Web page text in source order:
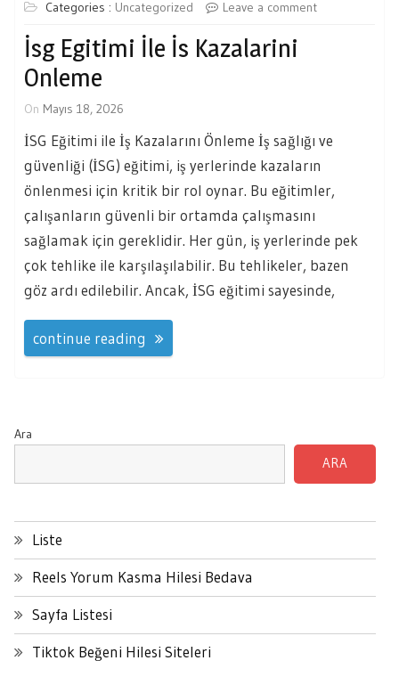
Categories : Uncategorized Leave a comment
İsg Egitimi İle İs Kazalarini
Onleme
On Mayıs 18, 2026
İSG Eğitimi ile İş Kazalarını Önleme İş sağlığı ve
güvenliği (İSG) eğitimi, iş yerlerinde kazaların
önlenmesi için kritik bir rol oynar. Bu eğitimler,
çalışanların güvenli bir ortamda çalışmasını
sağlamak için gereklidir. Her gün, iş yerlerinde pek
çok tehlike ile karşılaşılabilir. Bu tehlikeler, bazen
göz ardı edilebilir. Ancak, İSG eğitimi sayesinde,
continue reading
Ara
ARA
Liste
Reels Yorum Kasma Hilesi Bedava
Sayfa Listesi
Tiktok Beğeni Hilesi Siteleri